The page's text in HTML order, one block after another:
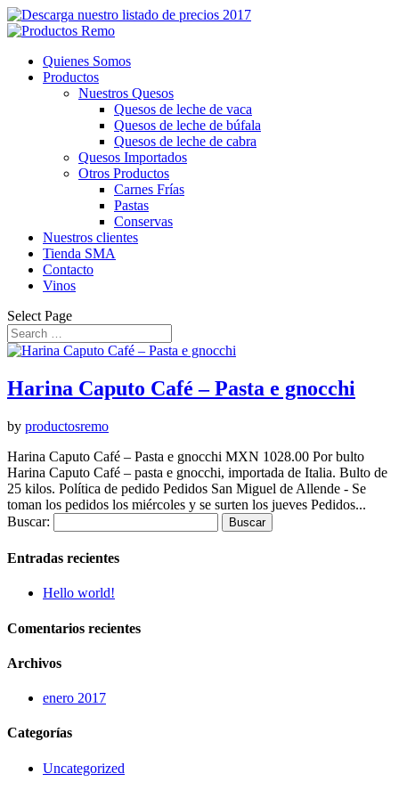
Quienes Somos
Productos
Nuestros Quesos
Quesos de leche de vaca
Quesos de leche de búfala
Quesos de leche de cabra
Quesos Importados
Otros Productos
Carnes Frías
Pastas
Conservas
Nuestros clientes
Tienda SMA
Contacto
Vinos
Select Page
Harina Caputo Café – Pasta e gnocchi
by productosremo
Harina Caputo Café – Pasta e gnocchi MXN 1028.00 Por bulto
Harina Caputo Café – pasta e gnocchi, importada de Italia. Bulto de
25 kilos. Política de pedido Pedidos San Miguel de Allende - Se
toman los pedidos los miércoles y se surten los jueves Pedidos...
Buscar:
Entradas recientes
Hello world!
Comentarios recientes
Archivos
enero 2017
Categorías
Uncategorized